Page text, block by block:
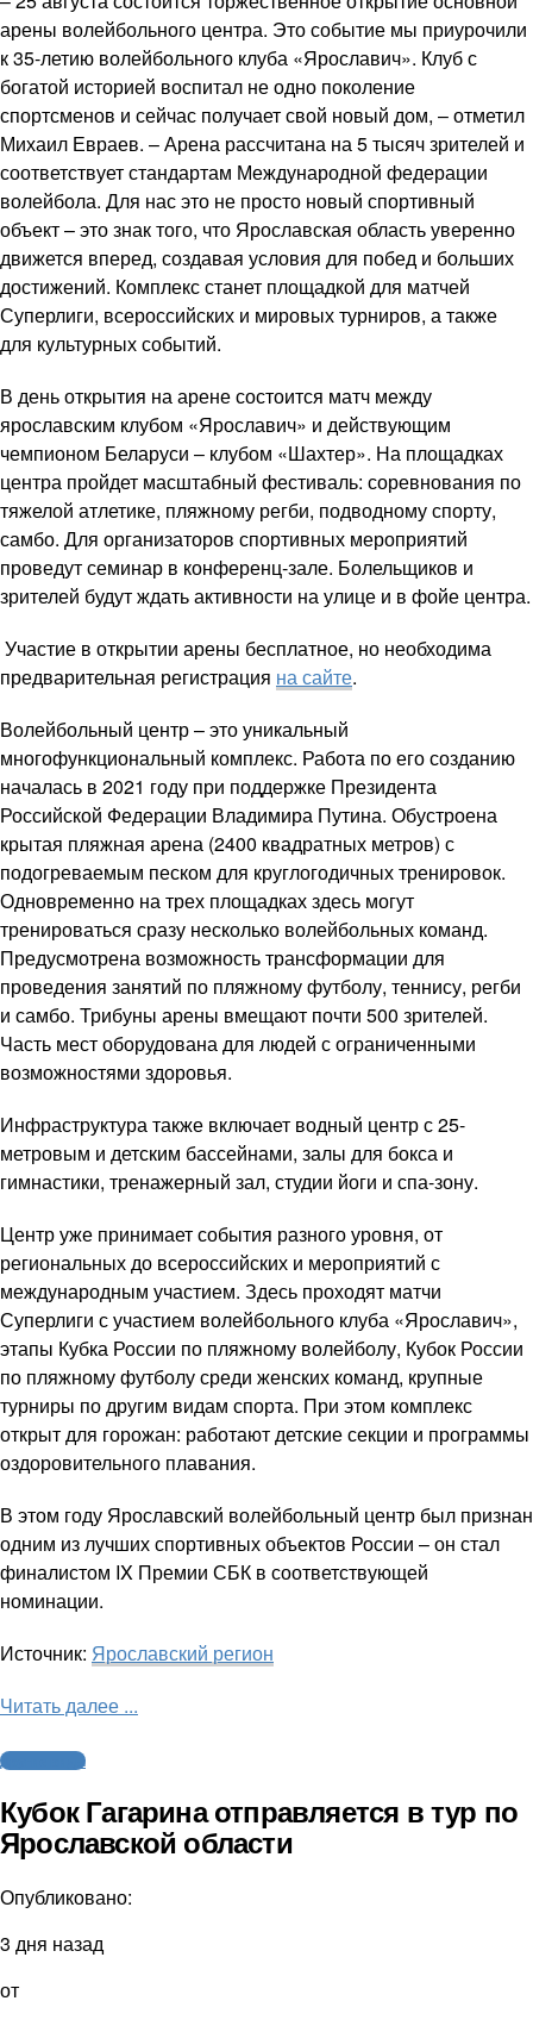
арены волейбольного центра. Это событие мы приурочили
к 35-летию волейбольного клуба «Ярославич». Клуб с
богатой историей воспитал не одно поколение
спортсменов и сейчас получает свой новый дом, – отметил
Михаил Евраев. – Арена рассчитана на 5 тысяч зрителей и
соответствует стандартам Международной федерации
волейбола. Для нас это не просто новый спортивный
объект – это знак того, что Ярославская область уверенно
движется вперед, создавая условия для побед и больших
достижений. Комплекс станет площадкой для матчей
Суперлиги, всероссийских и мировых турниров, а также
для культурных событий.
В день открытия на арене состоится матч между
ярославским клубом «Ярославич» и действующим
чемпионом Беларуси – клубом «Шахтер». На площадках
центра пройдет масштабный фестиваль: соревнования по
тяжелой атлетике, пляжному регби, подводному спорту,
самбо. Для организаторов спортивных мероприятий
проведут семинар в конференц‑зале. Болельщиков и
зрителей будут ждать активности на улице и в фойе центра.
Участие в открытии арены бесплатное, но необходима
предварительная регистрация на сайте.
Волейбольный центр – это уникальный
многофункциональный комплекс. Работа по его созданию
началась в 2021 году при поддержке Президента
Российской Федерации Владимира Путина. Обустроена
крытая пляжная арена (2400 квадратных метров) с
подогреваемым песком для круглогодичных тренировок.
Одновременно на трех площадках здесь могут
тренироваться сразу несколько волейбольных команд.
Предусмотрена возможность трансформации для
проведения занятий по пляжному футболу, теннису, регби
и самбо. Трибуны арены вмещают почти 500 зрителей.
Часть мест оборудована для людей с ограниченными
возможностями здоровья.
Инфраструктура также включает водный центр с 25-
метровым и детским бассейнами, залы для бокса и
гимнастики, тренажерный зал, студии йоги и спа-зону.
Центр уже принимает события разного уровня, от
региональных до всероссийских и мероприятий с
международным участием. Здесь проходят матчи
Суперлиги с участием волейбольного клуба «Ярославич»,
этапы Кубка России по пляжному волейболу, Кубок России
по пляжному футболу среди женских команд, крупные
турниры по другим видам спорта. При этом комплекс
открыт для горожан: работают детские секции и программы
оздоровительного плавания.
В этом году Ярославский волейбольный центр был признан
одним из лучших спортивных объектов России – он стал
финалистом IX Премии СБК в соответствующей
номинации.
Источник: Ярославский регион
Читать далее ...
Другие виды
Кубок Гагарина отправляется в тур по
Ярославской области
Опубликовано:
3 дня назад
от